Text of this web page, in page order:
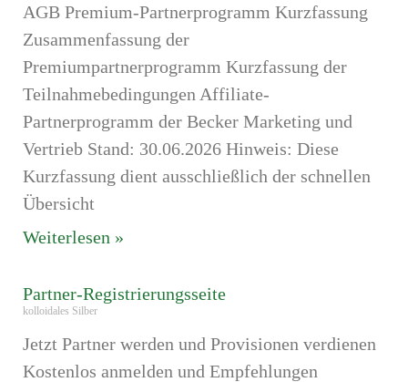
AGB Premium-Partnerprogramm Kurzfassung
Zusammenfassung der
Premiumpartnerprogramm Kurzfassung der
Teilnahmebedingungen Affiliate-
Partnerprogramm der Becker Marketing und
Vertrieb Stand: 30.06.2026 Hinweis: Diese
Kurzfassung dient ausschließlich der schnellen
Übersicht
Weiterlesen »
Partner-Registrierungsseite
kolloidales Silber
Jetzt Partner werden und Provisionen verdienen
Kostenlos anmelden und Empfehlungen